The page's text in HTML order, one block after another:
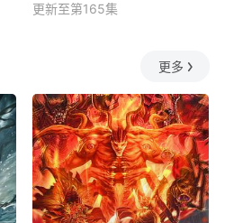
更新至第165集
更多